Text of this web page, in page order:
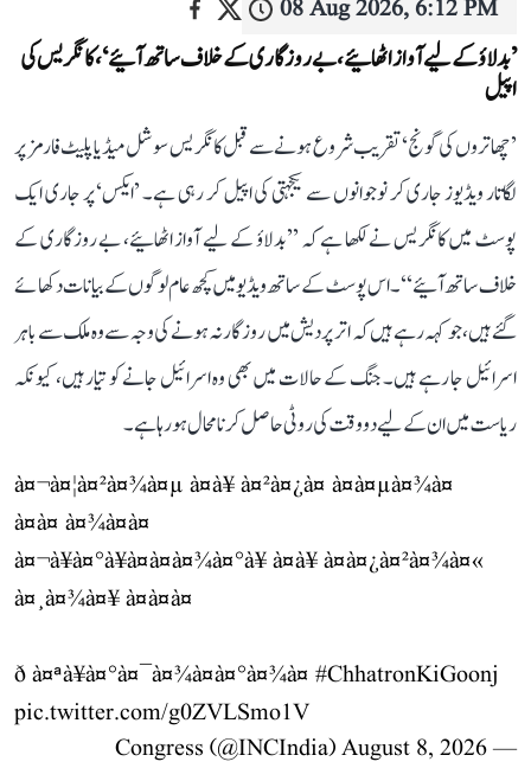
08 Aug 2026, 6:12 PM
’بدلاؤ کے لیے آواز اٹھائیے، بے روزگاری کے خلاف ساتھ آئیے‘، کانگریس کی
اپیل
’چھاتروں کی گونج‘ تقریب شروع ہونے سے قبل کانگریس سوشل میڈیا پلیٹ فارمز پر
لگاتار ویڈیوز جاری کر نوجوانوں سے یکجہتی کی اپیل کر رہی ہے۔ ’ایکس‘ پر جاری ایک
پوسٹ میں کانگریس نے لکھا ہے کہ ’’بدلاؤ کے لیے آواز اٹھائیے، بے روزگاری کے
خلاف ساتھ آئیے‘‘۔ اس پوسٹ کے ساتھ ویڈیو میں کچھ عام لوگوں کے بیانات دکھائے
گئے ہیں، جو کہہ رہے ہیں کہ اتر پردیش میں روزگار نہ ہونے کی وجہ سے وہ ملک سے باہر
اسرائیل جا رہے ہیں۔ جنگ کے حالات میں بھی وہ اسرائیل جانے کو تیار ہیں، کیونکہ
ریاست میں ان کے لیے دو وقت کی روٹی حاصل کرنا محال ہو رہا ہے۔
à¤¬à¤¦à¤²à¤¾à¤µ à¤à¥ à¤²à¤¿à¤ à¤à¤µà¤¾à¤
à¤à¤ à¤¾à¤à¤
à¤¬à¥à¤°à¥à¤à¤à¤¾à¤°à¥ à¤à¥ à¤à¤¿à¤²à¤¾à¤«
à¤¸à¤¾à¤¥ à¤à¤à¤
ð à¤ªà¥à¤°à¤¯à¤¾à¤à¤°à¤¾à¤ #ChhatronKiGoonj
pic.twitter.com/g0ZVLSmo1V
— Congress (@INCIndia)
August 8, 2026